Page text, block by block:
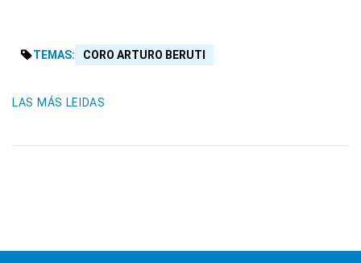
TEMAS: CORO ARTURO BERUTI
LAS MÁS LEIDAS